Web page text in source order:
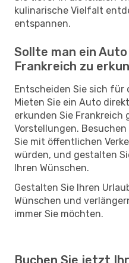
kulinarische Vielfalt
entspannen.
Sollte man ein
Frankreich zu
Entscheiden Sie sich für
Mieten Sie ein Auto
erkunden Sie Frankreich
Vorstellungen.
Sie mit öffentlichen
würden, und gestalten
Ihren Wünschen.
Gestalten Sie Ihren
Wünschen und
immer Sie möchten.
Buchen Sie jetzt